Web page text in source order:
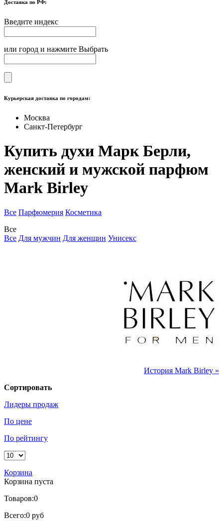
Доставка по РФ:
Введите индекс
или город и нажмите Выбрать
Курьерская доставка по городам:
Москва
Санкт-Петербург
Купить духи Марк Берли,
женский и мужской парфюм
Mark Birley
Все Парфюмерия Косметика
Все
Все Для мужчин Для женщин Унисекс
История Mark Birley »
Сортировать
Лидеры продаж
По цене
По рейтингу
Корзина
Корзина пуста
Товаров:0
Всего:0 руб